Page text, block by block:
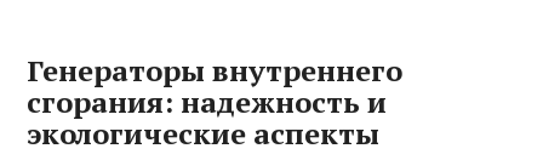
Генераторы внутреннего
сгорания: надежность и
экологические аспекты